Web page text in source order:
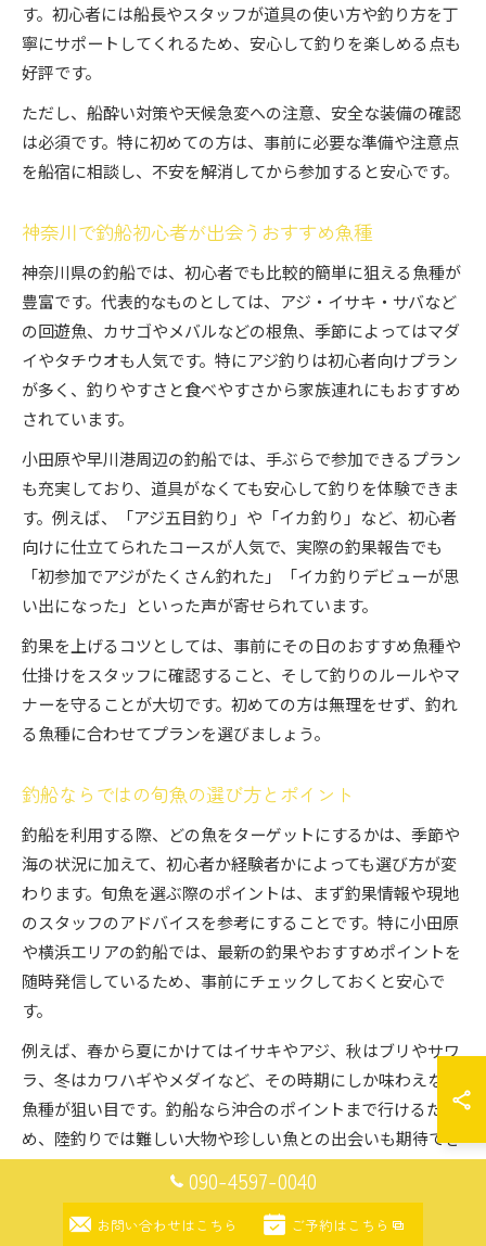
す。初心者には船長やスタッフが道具の使い方や釣り方を丁
寧にサポートしてくれるため、安心して釣りを楽しめる点も
好評です。
ただし、船酔い対策や天候急変への注意、安全な装備の確認
は必須です。特に初めての方は、事前に必要な準備や注意点
を船宿に相談し、不安を解消してから参加すると安心です。
神奈川で釣船初心者が出会うおすすめ魚種
神奈川県の釣船では、初心者でも比較的簡単に狙える魚種が
豊富です。代表的なものとしては、アジ・イサキ・サバなど
の回遊魚、カサゴやメバルなどの根魚、季節によってはマダ
イやタチウオも人気です。特にアジ釣りは初心者向けプラン
が多く、釣りやすさと食べやすさから家族連れにもおすすめ
されています。
小田原や早川港周辺の釣船では、手ぶらで参加できるプラン
も充実しており、道具がなくても安心して釣りを体験できま
す。例えば、「アジ五目釣り」や「イカ釣り」など、初心者
向けに仕立てられたコースが人気で、実際の釣果報告でも
「初参加でアジがたくさん釣れた」「イカ釣りデビューが思
い出になった」といった声が寄せられています。
釣果を上げるコツとしては、事前にその日のおすすめ魚種や
仕掛けをスタッフに確認すること、そして釣りのルールやマ
ナーを守ることが大切です。初めての方は無理をせず、釣れ
る魚種に合わせてプランを選びましょう。
釣船ならではの旬魚の選び方とポイント
釣船を利用する際、どの魚をターゲットにするかは、季節や
海の状況に加えて、初心者か経験者かによっても選び方が変
わります。旬魚を選ぶ際のポイントは、まず釣果情報や現地
のスタッフのアドバイスを参考にすることです。特に小田原
や横浜エリアの釣船では、最新の釣果やおすすめポイントを
随時発信しているため、事前にチェックしておくと安心で
す。
例えば、春から夏にかけてはイサキやアジ、秋はブリやサワ
ラ、冬はカワハギやメダイなど、その時期にしか味わえない
魚種が狙い目です。釣船なら沖合のポイントまで行けるた
め、陸釣りでは難しい大物や珍しい魚との出会いも期待でき
ます。釣った魚はその場で下処理してもらえるサービスもあ
り、持ち帰って新鮮なまま味わうことができるのも魅力で
090-4597-0040
お問い合わせはこちら ご予約はこちら